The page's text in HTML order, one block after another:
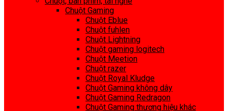
Chuột Gaming
Chuột Eblue
Chuột fuhlen
Chuột Lightning
Chuột gaming logitech
Chuột Meetion
Chuột razer
Chuột Royal Kludge
Chuột Gaming không dây
Chuột Gaming Redragon
Chuột Gaming thương hiệu khác